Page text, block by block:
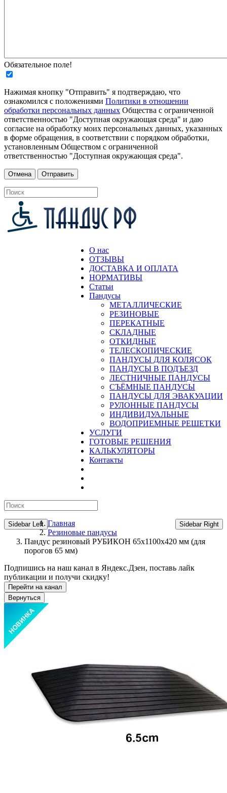
Обязательное поле!
Нажимая кнопку "Отправить" я подтверждаю, что
ознакомился с положениями Политики в отношении
обработки персональных данных Общества с ограниченной
ответственностью "Доступная окружающая среда" и даю
согласие на обработку моих персональных данных, указанных
в форме обращения, в соответствии с порядком обработки,
установленным Обществом с ограниченной
ответственностью "Доступная окружающая среда".
О нас
ОТЗЫВЫ
ДОСТАВКА И ОПЛАТА
НОРМАТИВЫ
Статьи
Пандусы
МЕТАЛЛИЧЕСКИЕ
РЕЗИНОВЫЕ
ПЕРЕКАТНЫЕ
СКЛАДНЫЕ
ОТКИДНЫЕ
ТЕЛЕСКОПИЧЕСКИЕ
ПАНДУСЫ ДЛЯ КОЛЯСОК
ПАНДУСЫ В ПОДЪЕЗД
ЛЕСТНИЧНЫЕ ПАНДУСЫ
CЪЁМНЫЕ ПАНДУСЫ
ПАНДУСЫ ДЛЯ ЭВАКУАЦИИ
РУЛОННЫЕ ПАНДУСЫ
ИНДИВИДУАЛЬНЫЕ
ВОДОПРИЕМНЫЕ РЕШЕТКИ
УСЛУГИ
ГОТОВЫЕ РЕШЕНИЯ
КАЛЬКУЛЯТОРЫ
Контакты
Sidebar Left Sidebar Right
Главная
Резиновые пандусы
Пандус резиновый РУБИКОН 65х1100х420 мм (для
порогов 65 мм)
Подпишись на наш канал в Яндекс.Дзен, поставь лайк
публикации и получи скидку!